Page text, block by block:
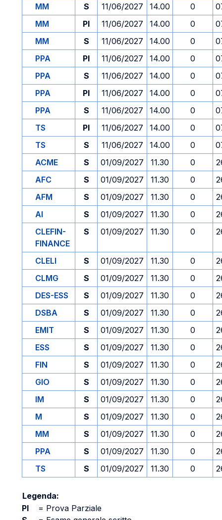
MM
S 11/06/2027 14.00 0
MM
PI 11/06/2027 14.00 0
MM
S 11/06/2027 14.00 0
PPA
PI 11/06/2027 14.00 0
PPA
S 11/06/2027 14.00 0
PPA
PI 11/06/2027 14.00 0
PPA
S 11/06/2027 14.00 0
TS
PI 11/06/2027 14.00 0
TS
S 11/06/2027 14.00 0
ACME
S 01/09/2027 11.30 0
AFC
S 01/09/2027 11.30 0
AFM
S 01/09/2027 11.30 0
AI
S 01/09/2027 11.30 0
CLEFIN-
FINANCE
S 01/09/2027 11.30 0
CLELI S 01/09/2027 11.30 0
CLMG
S 01/09/2027 11.30 0
DES-ESS
S 01/09/2027 11.30 0
DSBA
S 01/09/2027 11.30 0
EMIT
S 01/09/2027 11.30 0
ESS
S 01/09/2027 11.30 0
FIN
S 01/09/2027 11.30 0
GIO
S 01/09/2027 11.30 0
IM
S 01/09/2027 11.30 0
M
S 01/09/2027 11.30 0
MM
S 01/09/2027 11.30 0
PPA
S 01/09/2027 11.30 0
TS
S 01/09/2027 11.30 0
Legenda:
PI
= Prova Parziale